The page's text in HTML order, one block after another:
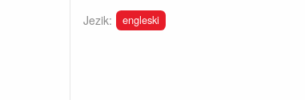
Jezik: engleski